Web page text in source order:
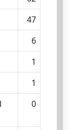
47
6
1
1
0